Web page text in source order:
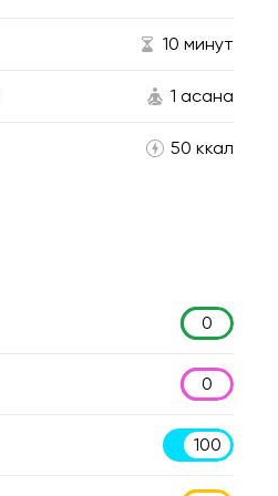
10 минут
1 асана
50 ккал
0
0
100